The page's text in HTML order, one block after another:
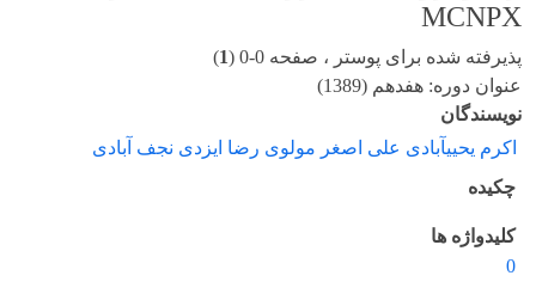
MCNPX
پذیرفته شده برای پوستر ، صفحه 0-0 ( 1
)
عنوان دوره: هفدهم (1389)
نویسندگان
اکرم یحییآبادی علی اصغر مولوی رضا ایزدی نجف آبادی
چکیده
کلیدواژه ها
0